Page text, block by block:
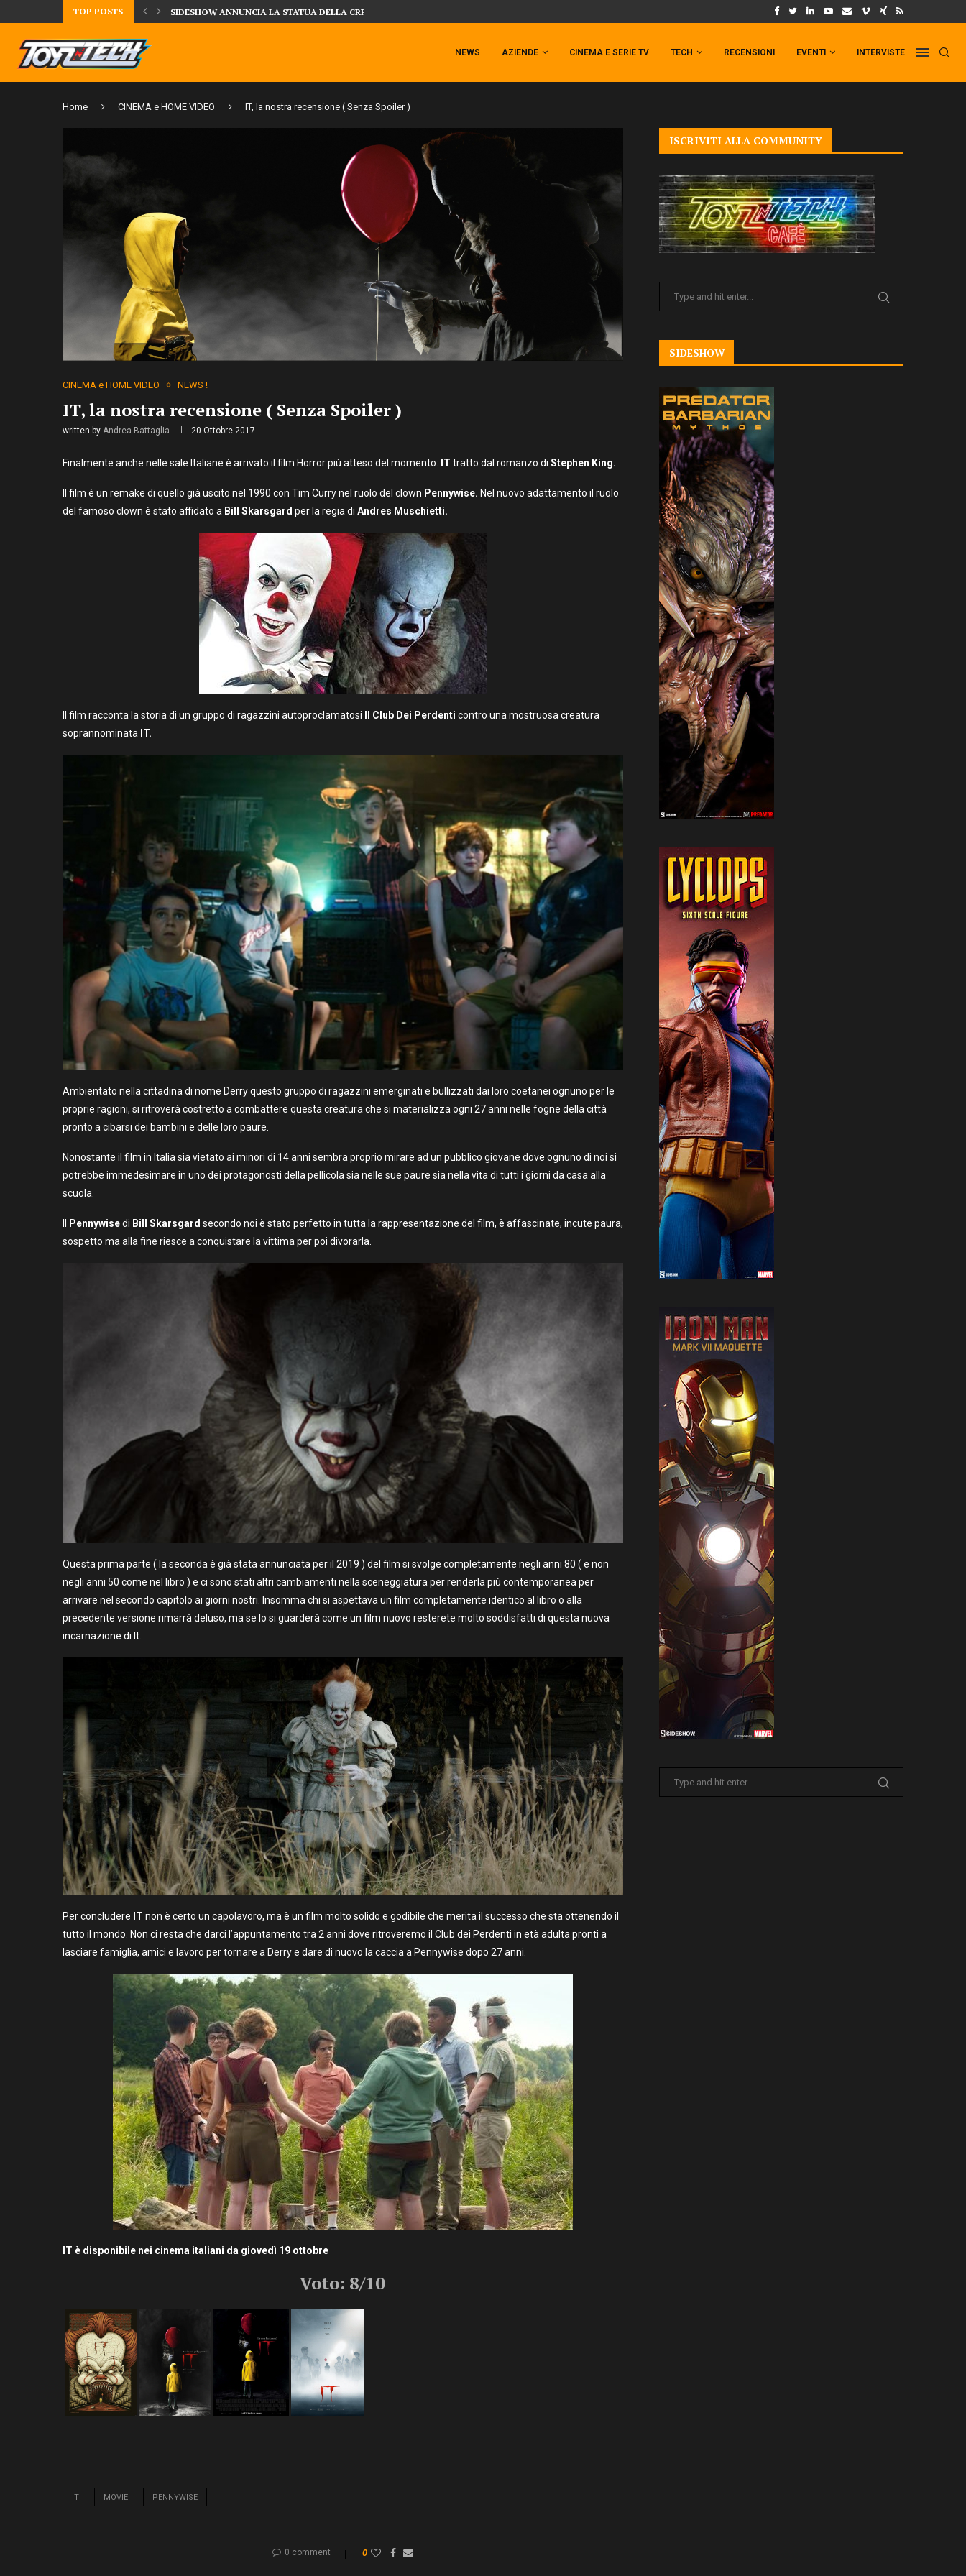
TOP POSTS
DELLA CRRATURA DELLA LAGUNA...DAL MONDO DEGLI X-MEN ARRIVA TEMPESTA TARGATA SIDESHOW! IL TRAILER DI FIST OF THE NORTH STAR!
NEWS AZIENDE CINEMA E SERIE TV TECH RECENSIONI EVENTI INTERVISTE
Home CINEMA e HOME VIDEO IT, la nostra recensione ( Senza Spoiler )
CINEMA e HOME VIDEO NEWS !
IT, la nostra recensione ( Senza Spoiler )
written by Andrea Battaglia 20 Ottobre 2017
Finalmente anche nelle sale Italiane è arrivato il film Horror più atteso del momento: IT tratto dal romanzo di Stephen King.
Il film è un remake di quello già uscito nel 1990 con Tim Curry nel ruolo del clown Pennywise. Nel nuovo adattamento il ruolo
del famoso clown è stato affidato a Bill Skarsgard per la regia di Andres Muschietti.
Il film racconta la storia di un gruppo di ragazzini autoproclamatosi Il Club Dei Perdenti contro una mostruosa creatura
soprannominata IT.
Ambientato nella cittadina di nome Derry questo gruppo di ragazzini emerginati e bullizzati dai loro coetanei ognuno per le
proprie ragioni, si ritroverà costretto a combattere questa creatura che si materializza ogni 27 anni nelle fogne della città
pronto a cibarsi dei bambini e delle loro paure.
Nonostante il film in Italia sia vietato ai minori di 14 anni sembra proprio mirare ad un pubblico giovane dove ognuno di noi si
potrebbe immedesimare in uno dei protagonosti della pellicola sia nelle sue paure sia nella vita di tutti i giorni da casa alla
scuola.
Pennywisedi Bill Skarsgard secondo noi è stato perfetto in tutta la rappresentazione del film, è affascinate, incute paura,
sospetto ma alla fine riesce a conquistare la vittima per poi divorarla.
Questa prima parte ( la seconda è già stata annunciata per il 2019 ) del film si svolge completamente negli anni 80 ( e non
negli anni 50 come nel libro ) e ci sono stati altri cambiamenti nella sceneggiatura per renderla più contemporanea per
arrivare nel secondo capitolo ai giorni nostri. Insomma chi si aspettava un film completamente identico al libro o alla
precedente versione rimarrà deluso, ma se lo si guarderà come un film nuovo resterete molto soddisfatti di questa nuova
incarnazione di It.
Per concludere IT non è certo un capolavoro, ma è un film molto solido e godibile che merita il successo che sta ottenendo il
tutto il mondo. Non ci resta che darci l’appuntamento tra 2 anni dove ritroveremo il Club dei Perdenti in età adulta pronti a
lasciare famiglia, amici e lavoro per tornare a Derry e dare di nuovo la caccia a Pennywise dopo 27 anni.
IT è disponibile nei cinema italiani da giovedì 19 ottobre
Voto: 8/10
IT MOVIE PENNYWISE
0 comment 0
ISCRIVITI ALLA COMMUNITY
SIDESHOW